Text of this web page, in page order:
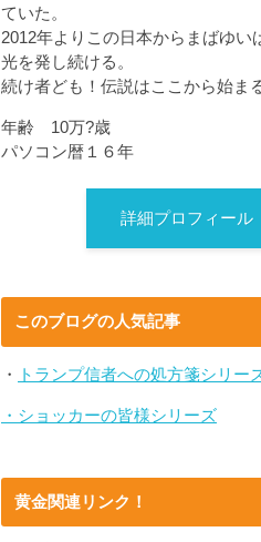
ていた。
2012年よりこの日本からまばゆい
光を発し続ける。
続け者ども！伝説はここから始ま
年齢 10万?歳
パソコン暦１６年
詳細プロフィール
このブログの人気記事
・ トランプ信者への処方箋シリ
・ショッカーの皆様シリーズ
黄金関連リンク！